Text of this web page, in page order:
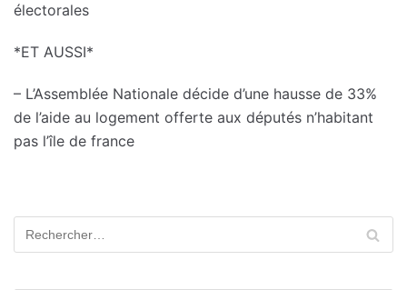
électorales
*ET AUSSI*
– L’Assemblée Nationale décide d’une hausse de 33%
de l’aide au logement offerte aux députés n’habitant
pas l’île de france